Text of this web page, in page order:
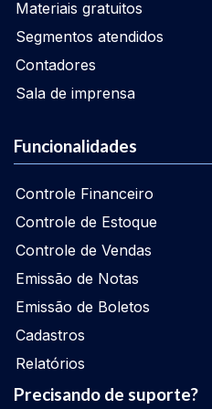
Materiais gratuitos
Segmentos atendidos
Contadores
Sala de imprensa
Funcionalidades
Controle Financeiro
Controle de Estoque
Controle de Vendas
Emissão de Notas
Emissão de Boletos
Cadastros
Relatórios
Precisando de suporte?